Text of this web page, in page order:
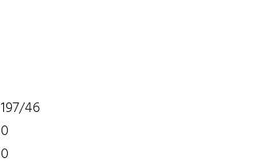
197/46
0
0